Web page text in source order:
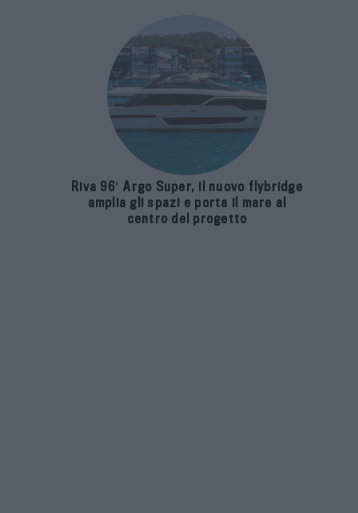
Riva 96′ Argo Super, il nuovo flybridge
amplia gli spazi e porta il mare al
centro del progetto